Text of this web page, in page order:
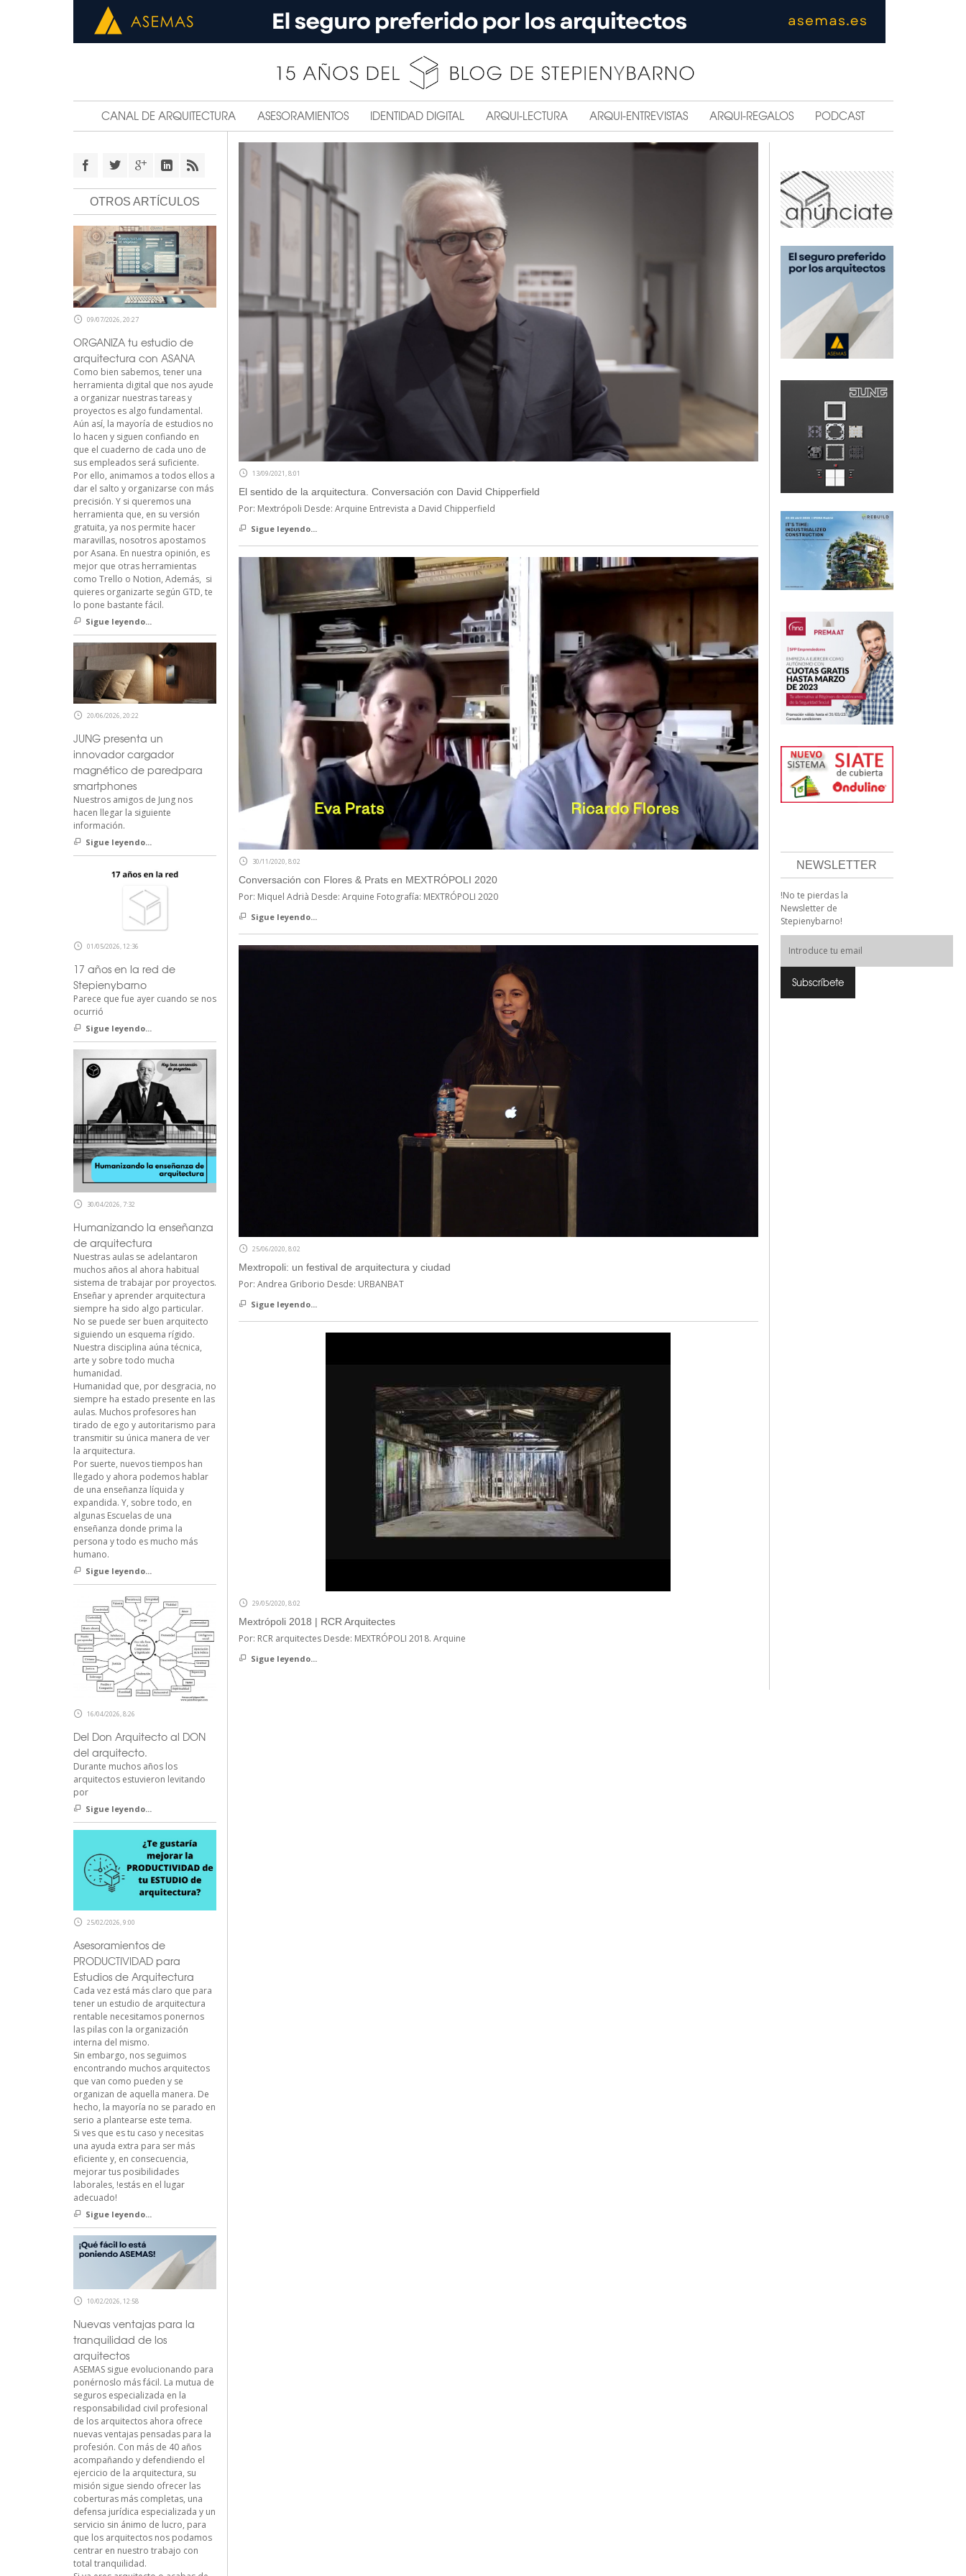
CANAL DE ARQUITECTURA ASESORAMIENTOS IDENTIDAD DIGITAL ARQUI-LECTURA ARQUI-ENTREVISTAS ARQUI-REGALOS PODCAST
13/09/2021, 8:01
El sentido de la arquitectura. Conversación con David Chipperfield
Por: Mextrópoli Desde: Arquine Entrevista a David Chipperfield
Sigue leyendo...
30/11/2020, 8:02
Conversación con Flores & Prats en MEXTRÓPOLI 2020
Por: Miquel Adrià Desde: Arquine Fotografía: MEXTRÓPOLI 2020
Sigue leyendo...
25/06/2020, 8:02
Mextropoli: un festival de arquitectura y ciudad
Por: Andrea Griborio Desde: URBANBAT
Sigue leyendo...
29/05/2020, 8:02
Mextrópoli 2018 | RCR Arquitectes
Por: RCR arquitectes Desde: MEXTRÓPOLI 2018. Arquine
Sigue leyendo...
NEWSLETTER
!No te pierdas la
Newsletter de
Stepienybarno!
OTROS ARTÍCULOS
09/07/2026, 20:27
ORGANIZA tu estudio de
arquitectura con ASANA
Como bien sabemos, tener una
herramienta digital que nos ayude
a organizar nuestras tareas y
proyectos es algo fundamental.
Aún así, la mayoría de estudios no
lo hacen y siguen confiando en
que el cuaderno de cada uno de
sus empleados será suficiente.
Por ello, animamos a todos ellos a
dar el salto y organizarse con más
precisión. Y si queremos una
herramienta que, en su versión
gratuita, ya nos permite hacer
maravillas, nosotros apostamos
por Asana. En nuestra opinión, es
mejor que otras herramientas
como Trello o Notion, Además, si
quieres organizarte según GTD, te
lo pone bastante fácil.
Sigue leyendo...
20/06/2026, 20:22
JUNG presenta un
innovador cargador
magnético de paredpara
smartphones
Nuestros amigos de Jung nos
hacen llegar la siguiente
información.
Sigue leyendo...
01/05/2026, 12:36
17 años en la red de
Stepienybarno
Parece que fue ayer cuando se nos
ocurrió
Sigue leyendo...
30/04/2026, 7:32
Humanizando la enseñanza
de arquitectura
Nuestras aulas se adelantaron
muchos años al ahora habitual
sistema de trabajar por proyectos.
Enseñar y aprender arquitectura
siempre ha sido algo particular.
No se puede ser buen arquitecto
siguiendo un esquema rígido.
Nuestra disciplina aúna técnica,
arte y sobre todo mucha
humanidad.
Humanidad que, por desgracia, no
siempre ha estado presente en las
aulas. Muchos profesores han
tirado de ego y autoritarismo para
transmitir su única manera de ver
la arquitectura.
Por suerte, nuevos tiempos han
llegado y ahora podemos hablar
de una enseñanza líquida y
expandida. Y, sobre todo, en
algunas Escuelas de una
enseñanza donde prima la
persona y todo es mucho más
humano.
Sigue leyendo...
16/04/2026, 8:26
Del Don Arquitecto al DON
del arquitecto.
Durante muchos años los
arquitectos estuvieron levitando
por
Sigue leyendo...
25/02/2026, 9:00
Asesoramientos de
PRODUCTIVIDAD para
Estudios de Arquitectura
Cada vez está más claro que para
tener un estudio de arquitectura
rentable necesitamos ponernos
las pilas con la organización
interna del mismo.
Sin embargo, nos seguimos
encontrando muchos arquitectos
que van como pueden y se
organizan de aquella manera. De
hecho, la mayoría no se parado en
serio a plantearse este tema.
Si ves que es tu caso y necesitas
una ayuda extra para ser más
eficiente y, en consecuencia,
mejorar tus posibilidades
laborales, !estás en el lugar
adecuado!
Sigue leyendo...
10/02/2026, 12:58
Nuevas ventajas para la
tranquilidad de los
arquitectos
ASEMAS sigue evolucionando para
ponérnoslo más fácil. La mutua de
seguros especializada en la
responsabilidad civil profesional
de los arquitectos ahora ofrece
nuevas ventajas pensadas para la
profesión. Con más de 40 años
acompañando y defendiendo el
ejercicio de la arquitectura, su
misión sigue siendo ofrecer las
coberturas más completas, una
defensa jurídica especializada y un
servicio sin ánimo de lucro, para
que los arquitectos nos podamos
centrar en nuestro trabajo con
total tranquilidad.